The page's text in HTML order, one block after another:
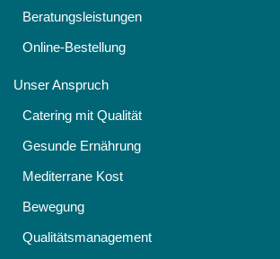
Beratungsleistungen
Online-Bestellung
Unser Anspruch
Catering mit Qualität
Gesunde Ernährung
Mediterrane Kost
Bewegung
Qualitätsmanagement